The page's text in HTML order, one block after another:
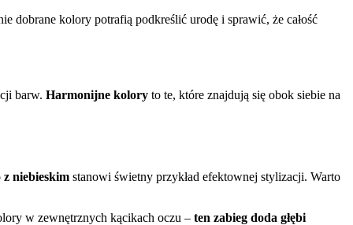
dobrane kolory potrafią podkreślić urodę i sprawić, że całość
barw. Harmonijne kolory to te, które znajdują się obok siebie na
z niebieskim stanowi świetny przykład efektownej stylizacji. Warto
w zewnętrznych kącikach oczu – ten zabieg doda głębi